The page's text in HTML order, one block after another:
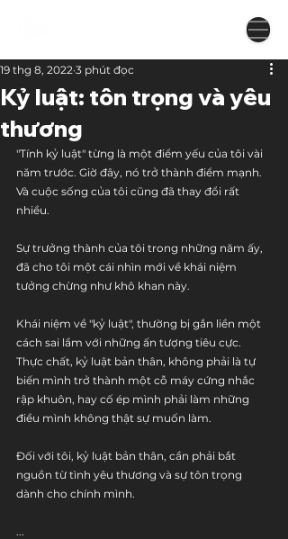
Kỷ luật: tôn trọng và yêu
thương
19 thg 8, 2022 3 phút đọc
"Tính kỷ luật" từng là một điểm yếu của tôi vài
năm trước. Giờ đây, nó trở thành điểm mạnh.
Và cuộc sống của tôi cũng đã thay đổi rất
nhiều.
Sự trưởng thành của tôi trong những năm ấy,
đã cho tôi một cái nhìn mới về khái niệm
tưởng chừng như khô khan này.
Khái niệm về "kỷ luật", thường bị gắn liền một
cách sai lầm với những ấn tượng tiêu cực.
Thực chất, kỷ luật bản thân, không phải là tự
biến mình trở thành một cỗ máy cứng nhắc
rập khuôn, hay cố ép mình phải làm những
điều mình không thật sự muốn làm.
Đối với tôi, kỷ luật bản thân, cần phải bắt
nguồn từ tình yêu thương và sự tôn trọng
dành cho chính mình.
...